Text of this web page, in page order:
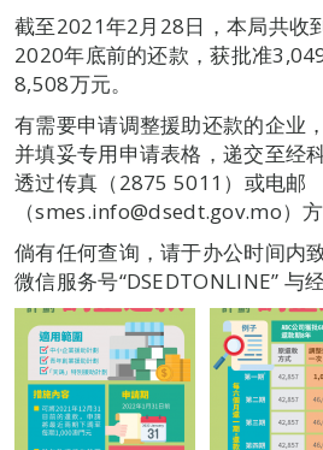
截至2021年2月28日，本局共收
2020年底前的还款，获批准
8,508万元。
有需要申请调整援助还款的企业
并填妥专用申请表格，递交至经
透过传真（2875 5011）或电邮
（smes.info@dsedt.gov.mo）方
倘有任何查询，请于办公时间内
微信服务号“DSEDTONLINE” 与